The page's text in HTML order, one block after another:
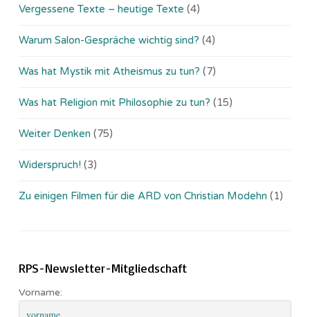
Vergessene Texte – heutige Texte (4)
Warum Salon-Gespräche wichtig sind? (4)
Was hat Mystik mit Atheismus zu tun? (7)
Was hat Religion mit Philosophie zu tun? (15)
Weiter Denken (75)
Widerspruch! (3)
Zu einigen Filmen für die ARD von Christian Modehn (1)
RPS-Newsletter-Mitgliedschaft
Vorname: